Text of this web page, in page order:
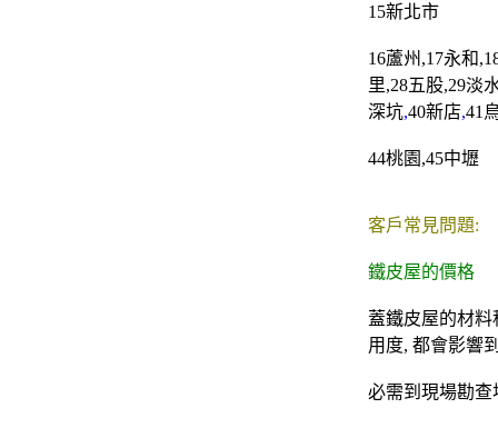
15新北市
16蘆州 ,17永和
里,28五股,29淡
深坑,40新店,41
44桃園 ,45中壢
客戶常見問題:
鐵皮屋的價格
蓋鐵皮屋的材
用度, 都會影響
必需到現場勘查